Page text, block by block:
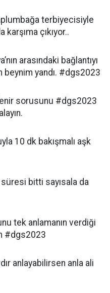
terbiyecisiyle
karşıma çıkıyor..
arasındaki bağlantıyı
beynim yandı. #dgs2023
sorusunu #dgs2023
10 dk bakışmalı aşk
bitti sayısala da
tek anlamanın verdiği
#dgs2023
anlayabilirsen anla ali